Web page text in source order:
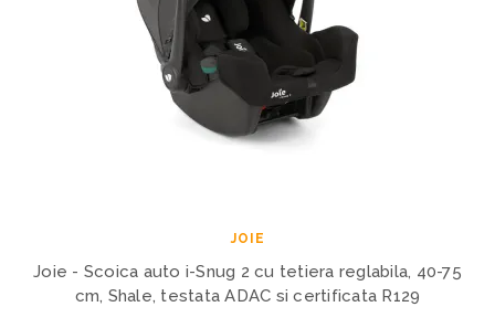
JOIE
Joie - Scoica auto i-Snug 2 cu tetiera reglabila, 40-75
cm, Shale, testata ADAC si certificata R129